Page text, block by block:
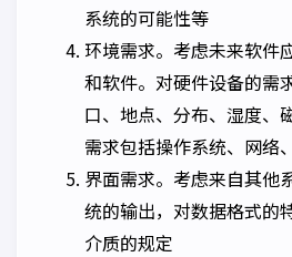
系统的可能性等
环境需求。考虑未来软件
和软件。对硬件设备的需
口、地点、分布、湿度、
需求包括操作系统、网络
界面需求。考虑来自其他
统的输出，对数据格式的
介质的规定